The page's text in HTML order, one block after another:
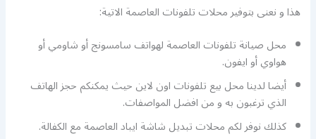
هذا و نعنى بتوفير محلات تلفونات العاصمة الاتية:
محل صيانة تلفونات العاصمة لهواتف سامسونج أو شاومي أو
هواوي أو ايفون.
أيضا لدينا محل بيع تلفونات اون لاين حيث يمكنكم حجز الهاتف
الذي ترغبون به و من افضل المواصفات.
كذلك نوفر لكم محلات تبديل شاشة ايباد العاصمة مع الكفالة.